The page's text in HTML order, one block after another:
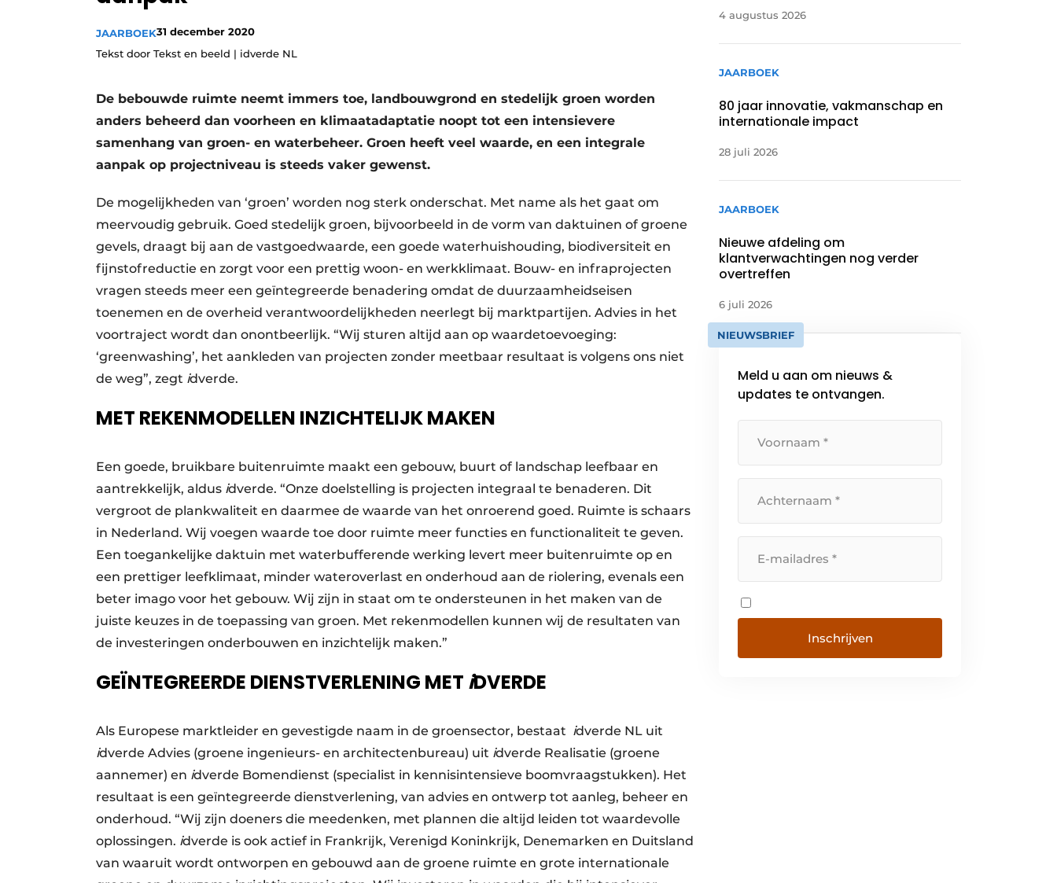
Vacature aanmelden
Vacatures
Video’s
JAARBOEK31 december 2020
Tekst door Tekst en beeld | idverde NL
De bebouwde ruimte neemt immers toe, landbouwgrond en stedelijk groen worden
anders beheerd dan voorheen en klimaatadaptatie noopt tot een intensievere
samenhang van groen- en waterbeheer. Groen heeft veel waarde, en een integrale
aanpak op projectniveau is steeds vaker gewenst.
De mogelijkheden van ‘groen’ worden nog sterk onderschat. Met name als het gaat om
meervoudig gebruik. Goed stedelijk groen, bijvoorbeeld in de vorm van daktuinen of groene
gevels, draagt bij aan de vastgoedwaarde, een goede waterhuishouding, biodiversiteit en
fijnstofreductie en zorgt voor een prettig woon- en werkklimaat. Bouw- en infraprojecten
vragen steeds meer een geïntegreerde benadering omdat de duurzaamheidseisen
toenemen en de overheid verantwoordelijkheden neerlegt bij marktpartijen. Advies in het
voortraject wordt dan onontbeerlijk. “Wij sturen altijd aan op waardetoevoeging:
‘greenwashing’, het aankleden van projecten zonder meetbaar resultaat is volgens ons niet
de weg”, zegt idverde.
MET REKENMODELLEN INZICHTELIJK MAKEN
Een goede, bruikbare buitenruimte maakt een gebouw, buurt of landschap leefbaar en
aantrekkelijk, aldus idverde. “Onze doelstelling is projecten integraal te benaderen. Dit
vergroot de plankwaliteit en daarmee de waarde van het onroerend goed. Ruimte is schaars
in Nederland. Wij voegen waarde toe door ruimte meer functies en functionaliteit te geven.
Een toegankelijke daktuin met waterbufferende werking levert meer buitenruimte op en
een prettiger leefklimaat, minder wateroverlast en onderhoud aan de riolering, evenals een
beter imago voor het gebouw. Wij zijn in staat om te ondersteunen in het maken van de
juiste keuzes in de toepassing van groen. Met rekenmodellen kunnen wij de resultaten van
de investeringen onderbouwen en inzichtelijk maken.”
GEÏNTEGREERDE DIENSTVERLENING MET iDVERDE
Als Europese marktleider en gevestigde naam in de groensector, bestaat idverde NL uit
idverde Advies (groene ingenieurs- en architectenbureau) uit idverde Realisatie (groene
aannemer) en idverde Bomendienst (specialist in kennisintensieve boomvraagstukken). Het
resultaat is een geïntegreerde dienstverlening, van advies en ontwerp tot aanleg, beheer en
onderhoud. “Wij zijn doeners die meedenken, met plannen die altijd leiden tot waardevolle
oplossingen. idverde is ook actief in Frankrijk, Verenigd Koninkrijk, Denemarken en Duitsland
van waaruit wordt ontworpen en gebouwd aan de groene ruimte en grote internationale
4 augustus 2026
JAARBOEK
80 jaar innovatie, vakmanschap en
internationale impact
28 juli 2026
JAARBOEK
Nieuwe afdeling om
klantverwachtingen nog verder
overtreffen
6 juli 2026
NIEUWSBRIEF
Meld u aan om nieuws &
updates te ontvangen.